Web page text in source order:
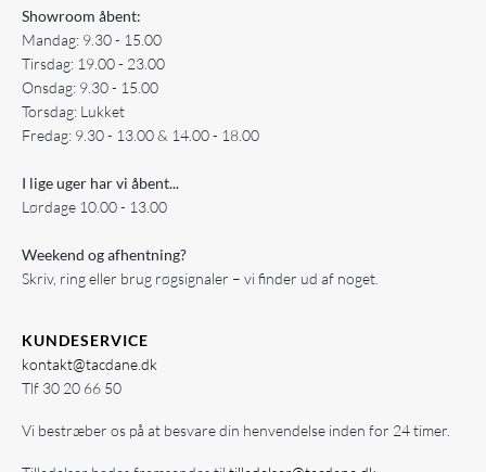
Showroom åbent:
Mandag: 9.30 - 15.00
Tirsdag: 19.00 - 23.00
Onsdag: 9.30 - 15.00
Torsdag: Lukket
Fredag: 9.30 - 13.00 & 14.00 - 18.00
I lige uger har vi åbent...
Lørdage 10.00 - 13.00
Weekend og afhentning?
Skriv, ring eller brug røgsignaler – vi finder ud af noget.
KUNDESERVICE
kontakt@tacdane.dk
Tlf 30 20 66 50
Vi bestræber os på at besvare din henvendelse inden for 24 timer.